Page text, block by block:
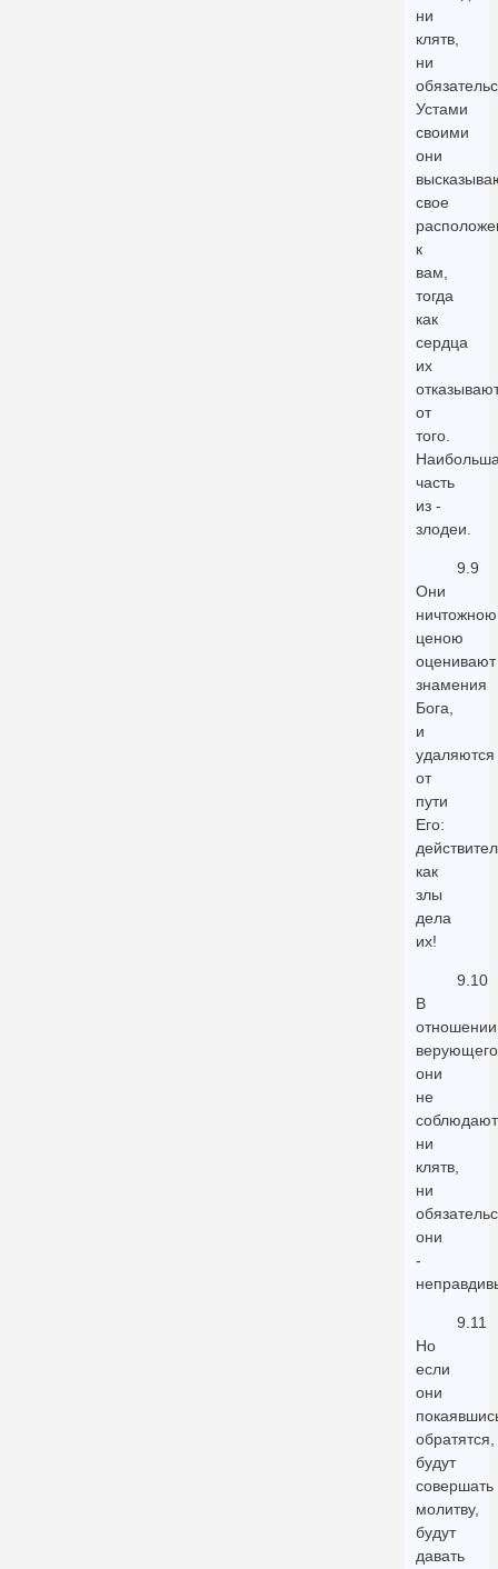
ни
клятв,
ни
Устами
своими
они
свое
к
вам,
тогда
как
сердца
их
от
того.
часть
из -
злодеи.
9.9
Они
ничтожною
ценою
оценивают
знамения
Бога,
и
удаляются
от
пути
Его:
как
злы
дела
их!
9.10
В
отношении
верующего
они
не
соблюдают
ни
клятв,
ни
они
-
9.11
Но
если
они
обратятся,
будут
совершать
молитву,
будут
давать